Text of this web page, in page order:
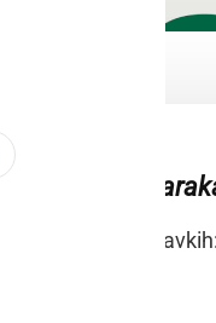
lesen objekt,
Raba besede v stavkih: